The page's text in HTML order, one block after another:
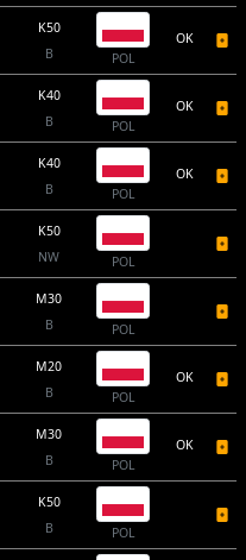
K50
B
POL
OK
K40
B
POL
OK
K40
B
POL
OK
K50
NW
POL
M30
B
POL
M20
B
POL
OK
M30
B
POL
OK
K50
B
POL